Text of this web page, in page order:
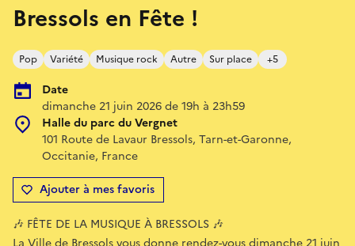
Bressols en Fête !
Pop Variété Musique rock Autre Sur place +5
Date
dimanche 21 juin 2026 de 19h à 23h59
Halle du parc du Vergnet
101 Route de Lavaur Bressols, Tarn-et-Garonne,
Occitanie, France
Ajouter à mes favoris
🎶 FÊTE DE LA MUSIQUE À BRESSOLS 🎶